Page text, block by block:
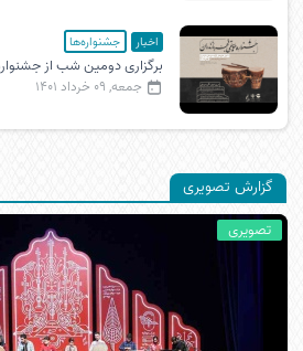
اخبار جشنواره‌ها
برگزاری دومین شب از
جمعه, 09 خرداد 1401
گزارش تصویری